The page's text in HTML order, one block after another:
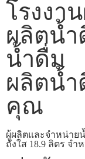
โรงงา
ผลิตน้ำ
น้ำดื่ม
ผลิตน้
คุณ
ผู้ผลิตและจำหน่ายน้
ถังใส 18.9 ลิตร จำ